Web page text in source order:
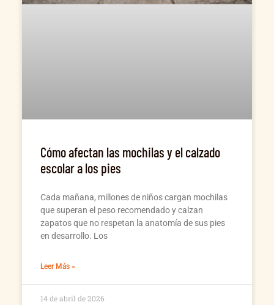
Cómo afectan las mochilas y el calzado
escolar a los pies
Cada mañana, millones de niños cargan mochilas
que superan el peso recomendado y calzan
zapatos que no respetan la anatomía de sus pies
en desarrollo. Los
Leer Más »
14 de abril de 2026